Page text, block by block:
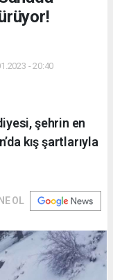
- 20:40
şehrin en
kış şartlarıyla
OL